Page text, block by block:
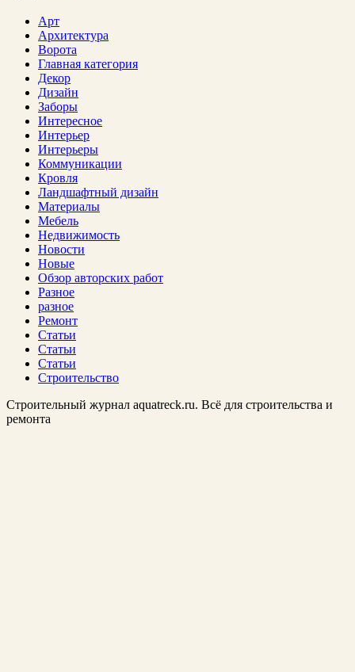
Арт
Архитектура
Ворота
Главная категория
Декор
Дизайн
Заборы
Интересное
Интерьер
Интерьеры
Коммуникации
Кровля
Ландшафтный дизайн
Материалы
Мебель
Недвижимость
Новости
Новые
Обзор авторских работ
Разное
разное
Ремонт
Статьи
Статьи
Статьи
Строительство
Строительный журнал aquatreck.ru. Всё для строительства и
ремонта